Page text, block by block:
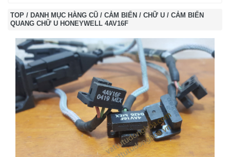
TOP / DANH MỤC HÀNG CŨ / CẢM BIẾN / CHỮ U / CẢM BIẾN
QUANG CHỮ U HONEYWELL 4AV16F